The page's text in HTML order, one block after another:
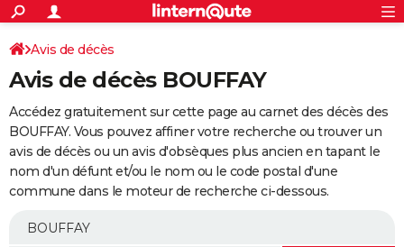
ACTUALITÉS
Politique
Société
Faits Divers
Education
Monde
Villes
+
SPORT
Coupe du monde 2026
Football
Tennis
Cyclisme
Rugby
Forum
Programme TV
TNT
Streaming
Cinéma
Sorties cinéma
Musique
+
FINANCE
Retraite
Epargne
Immobilier
Risques naturels par ville
Banque
Assurance
AUTO
Essais
Réserver un essai
Citadines
Berlines
SUV
Forum auto
+
Mobiles
Meilleur smartphone
Internet
Ordinateurs
Jeux vidéo
Guide high-tech
Avis de décès
Avis de décès BOUFFAY
Accédez gratuitement sur cette page au carnet des décès des
BOUFFAY. Vous pouvez affiner votre recherche ou trouver un
avis de décès ou un avis d'obsèques plus ancien en tapant le
nom d'un défunt et/ou le nom ou le code postal d'une
commune dans le moteur de recherche ci-dessous.